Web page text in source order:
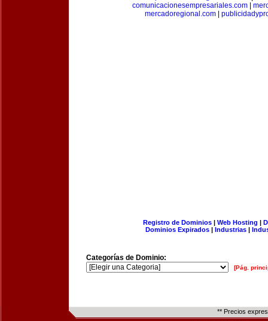
comunicacionesempresariales.com
mercadoregional.com
Registro de Dominios| Web Hosting |
Dominios Expirados | Industrias |
Categorías de Dominio:
[Pág.
** Precios